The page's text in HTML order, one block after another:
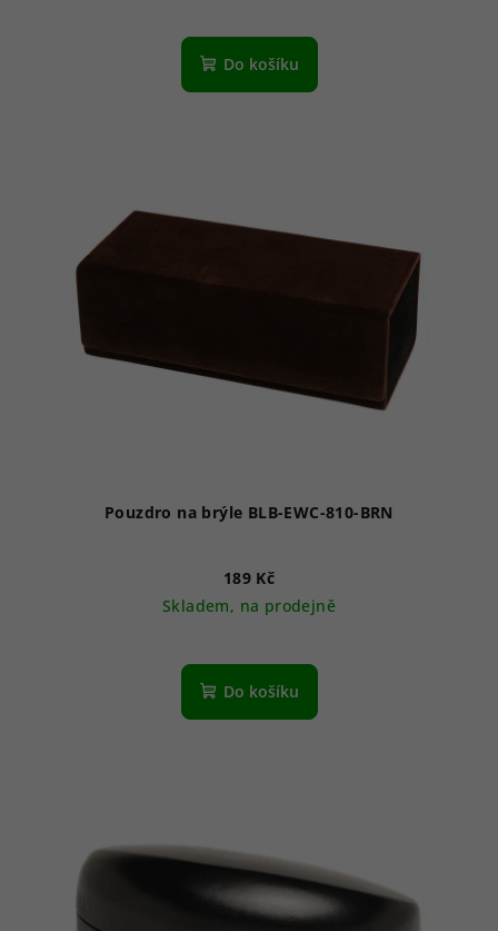
Do košíku
Pouzdro na brýle BLB-EWC-810-BRN
189 Kč
Skladem, na prodejně
Do košíku